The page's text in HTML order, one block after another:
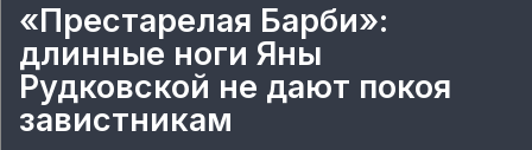
«Престарелая Барби»:
длинные ноги Яны
Рудковской не дают покоя
завистникам